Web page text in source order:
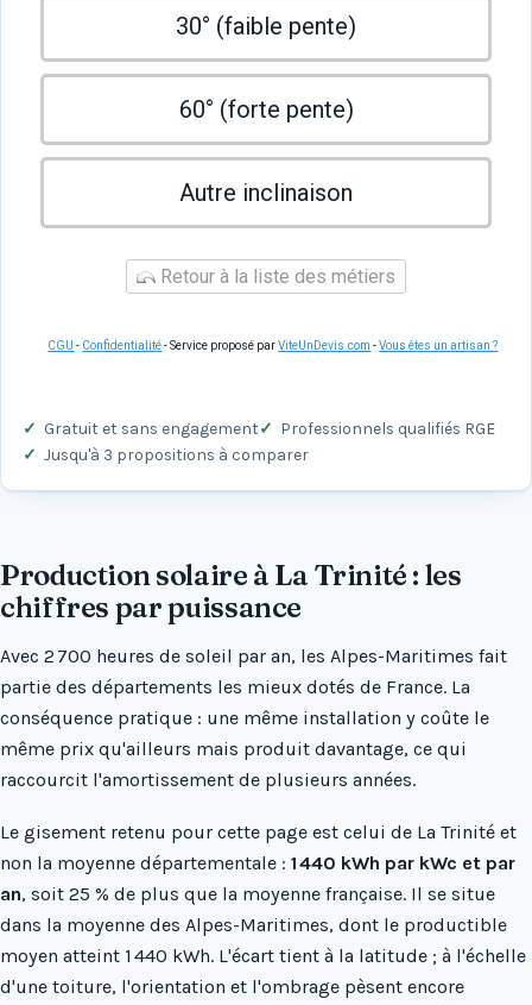
30° (faible pente)
60° (forte pente)
Autre inclinaison
Retour à la liste des métiers
CGU - Confidentialité- Service proposé parViteUnDevis.com -Vous êtes un artisan ?
Gratuit et sans engagement
Professionnels qualifiés RGE
Jusqu'à 3 propositions à comparer
Production solaire à La Trinité : les
chiffres par puissance
Avec 2 700 heures de soleil par an, les Alpes-Maritimes fait
partie des départements les mieux dotés de France. La
conséquence pratique : une même installation y coûte le
même prix qu'ailleurs mais produit davantage, ce qui
raccourcit l'amortissement de plusieurs années.
Le gisement retenu pour cette page est celui de La Trinité et
non la moyenne départementale : 1 440 kWh par kWc et par
an, soit 25 % de plus que la moyenne française. Il se situe
dans la moyenne des Alpes-Maritimes, dont le productible
moyen atteint 1 440 kWh. L'écart tient à la latitude ; à l'échelle
d'une toiture, l'orientation et l'ombrage pèsent encore